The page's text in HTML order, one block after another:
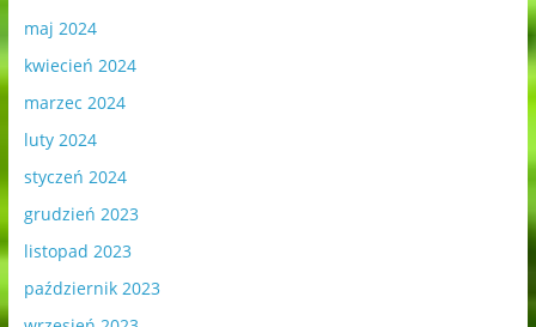
maj 2024
kwiecień 2024
marzec 2024
luty 2024
styczeń 2024
grudzień 2023
listopad 2023
październik 2023